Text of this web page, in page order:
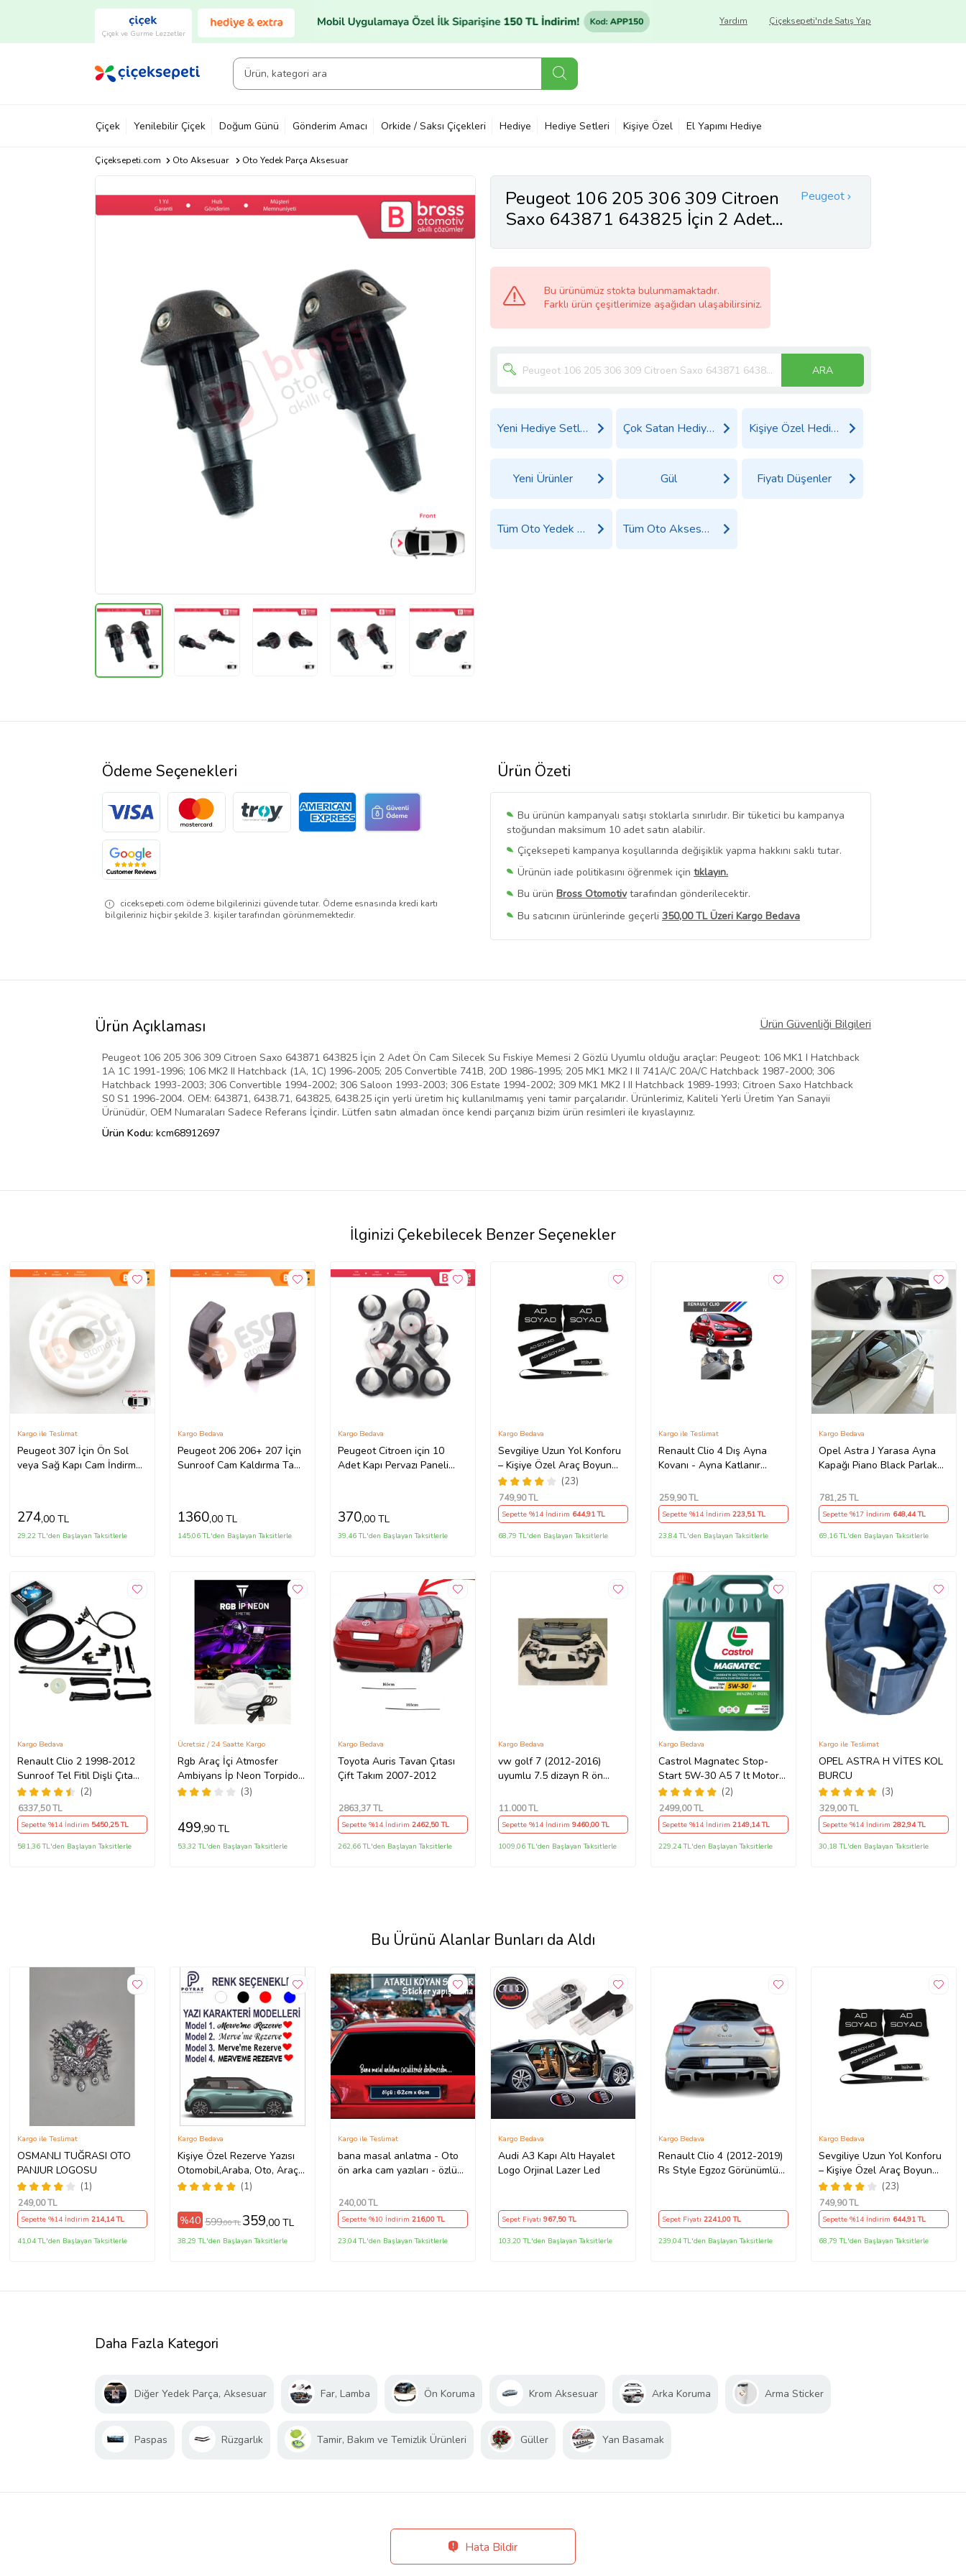
Çiçek ve Gurme Lezzetler
Çiçeksepeti'nde Satış Yap
Yardım
Çiçek Yenilebilir Çiçek Doğum Günü Gönderim Amacı Orkide / Saksı Çiçekleri Hediye Hediye Setleri Kişiye Özel El Yapımı Hediye
Çiçeksepeti.com Oto Aksesuar Oto Yedek Parça Aksesuar
Peugeot
Peugeot 106 205 306 309 Citroen
Saxo 643871 643825 İçin 2 Adet
Bu ürünümüz stokta bulunmamaktadır.
Farklı ürün çeşitlerimize aşağıdan ulaşabilirsiniz.
ARA
Yeni Hediye Setleri Çok Satan Hediyeler Kişiye Özel Hediyeler
Yeni Ürünler Gül Fiyatı Düşenler
Tüm Oto Yedek Parça Aksesuar Ürünleri Tüm Oto Aksesuar Ürünleri
Ürün Özeti
Bu ürünün kampanyalı satışı stoklarla sınırlıdır. Bir tüketici bu kampanya
stoğundan maksimum 10 adet satın alabilir.
Çiçeksepeti kampanya koşullarında değişiklik yapma hakkını saklı tutar.
Ürünün iade politikasını öğrenmek için tıklayın.
Bu ürün Bross Otomotivtarafından gönderilecektir.
Bu satıcının ürünlerinde geçerli 350,00 TL Üzeri Kargo Bedava
Bu SatıcınınTüm Ürünlerini Görüntüle
Ödeme Seçenekleri
ciceksepeti.com ödeme bilgilerinizi güvende tutar. Ödeme esnasında kredi kartı
bilgileriniz hiçbir şekilde 3. kişiler tarafından görünmemektedir.
Ürün Açıklaması Ürün Güvenliği Bilgileri
Peugeot 106 205 306 309 Citroen Saxo 643871 643825 İçin 2 Adet Ön Cam Silecek Su Fıskiye Memesi 2 Gözlü Uyumlu olduğu araçlar: Peugeot: 106 MK1 I Hatchback
1A 1C 1991-1996; 106 MK2 II Hatchback (1A, 1C) 1996-2005; 205 Convertible 741B, 20D 1986-1995; 205 MK1 MK2 I II 741A/C 20A/C Hatchback 1987-2000; 306
Hatchback 1993-2003; 306 Convertible 1994-2002; 306 Saloon 1993-2003; 306 Estate 1994-2002; 309 MK1 MK2 I II Hatchback 1989-1993; Citroen Saxo Hatchback
S0 S1 1996-2004. OEM: 643871, 6438.71, 643825, 6438.25 için yerli üretim hiç kullanılmamış yeni tamir parçalarıdır. Ürünlerimiz, Kaliteli Yerli Üretim Yan Sanayii
Ürünüdür, OEM Numaraları Sadece Referans İçindir. Lütfen satın almadan önce kendi parçanızı bizim ürün resimleri ile kıyaslayınız.
Ürün Kodu: kcm68912697
İlginizi Çekebilecek Benzer Seçenekler
Peugeot 307 İçin Ön Sol
veya Sağ Kapı Cam İndirme
Kargo ile Teslimat
274,00 TL
29,22 TL'den Başlayan Taksitlerle
Peugeot 206 206+ 207 İçin
Sunroof Cam Kaldırma Tamir
Kargo Bedava
1360,00 TL
145,06 TL'den Başlayan Taksitlerle
Peugeot Citroen için 10
Adet Kapı Pervazı Paneli
Kargo Bedava
370,00 TL
39,46 TL'den Başlayan Taksitlerle
Sevgiliye Uzun Yol Konforu
– Kişiye Özel Araç Boyun
Yastığı & Kemer Pedi Hediye
Seti
(23)
Kargo Bedava
749,90 TL
Sepette %14 İndirim 644,91 TL
68,79 TL'den Başlayan Taksitlerle
Renault Clio 4 Dış Ayna
Kovanı - Ayna Katlanır
490307706 M3625
Kargo ile Teslimat
259,90 TL
Sepette %14 İndirim223,51 TL
23,84 TL'den Başlayan Taksitlerle
Opel Astra J Yarasa Ayna
Kapağı Piano Black Parlak
Kargo Bedava
781,25 TL
Sepette %17 İndirim 648,44 TL
69,16 TL'den Başlayan Taksitlerle
Renault Clio 2 1998-2012
Sunroof Tel Fitil Dişli Çıta
Ayak Seti
(2)
Kargo Bedava
6337,50 TL
Sepette %14 İndirim 5450,25 TL
581,36 TL'den Başlayan Taksitlerle
Rgb Araç İçi Atmosfer
Ambiyans İp Neon Torpido
Led 3 Metre USB Girişli
(3)
Ücretsiz / 24 Saatte Kargo
499,90 TL
53,32 TL'den Başlayan Taksitlerle
Toyota Auris Tavan Çıtası
Çift Takım 2007-2012
Kargo Bedava
2863,37 TL
Sepette %14 İndirim 2462,50 TL
262,66 TL'den Başlayan Taksitlerle
vw golf 7 (2012-2016)
uyumlu 7.5 dizayn R ön
Kargo Bedava
11.000TL
Sepette %14 İndirim 9460,00 TL
1009,06 TL'den Başlayan Taksitlerle
Castrol Magnatec Stop-
Start 5W-30 A5 7 lt Motor
Yağı Ü.T 2024 (2)
Kargo Bedava
2499,00 TL
Sepette %14 İndirim2149,14 TL
229,24 TL'den Başlayan Taksitlerle
OPEL ASTRA H VİTES KOL
BURCU
(3)
Kargo ile Teslimat
329,00 TL
Sepette %14 İndirim282,94 TL
30,18 TL'den Başlayan Taksitlerle
Bu Ürünü Alanlar Bunları da Aldı
OSMANLI TUĞRASI OTO
PANJUR LOGOSU
(1)
Kargo ile Teslimat
249,00 TL
Sepette %14 İndirim 214,14 TL
41,04 TL'den Başlayan Taksitlerle
Kişiye Özel Rezerve Yazısı
Otomobil,Araba, Oto, Araç
Sticker (Parlak Beyaz)
(1)
Kargo Bedava
%40 599,00 TL 359,00 TL
38,29 TL'den Başlayan Taksitlerle
bana masal anlatma - Oto
ön arka cam yazıları - özlü
sözler
Kargo ile Teslimat
240,00 TL
Sepette %10 İndirim 216,00 TL
23,04 TL'den Başlayan Taksitlerle
Audi A3 Kapı Altı Hayalet
Logo Orjinal Lazer Led
Kargo Bedava
Sepet Fiyatı 967,50 TL
103,20 TL'den Başlayan Taksitlerle
Renault Clio 4 (2012-2019)
Rs Style Egzoz Görünümlü
Kargo Bedava
Sepet Fiyatı2241,00 TL
239,04 TL'den Başlayan Taksitlerle
Sevgiliye Uzun Yol Konforu
– Kişiye Özel Araç Boyun
Yastığı & Kemer Pedi Hediye
Seti
(23)
Kargo Bedava
749,90 TL
Sepette %14 İndirim 644,91 TL
68,79 TL'den Başlayan Taksitlerle
Daha Fazla Kategori
Diğer Yedek Parça, Aksesuar Far, Lamba Ön Koruma Krom Aksesuar Arka Koruma Arma Sticker
Paspas Rüzgarlık Tamir, Bakım ve Temizlik Ürünleri Güller Yan Basamak
Hata Bildir